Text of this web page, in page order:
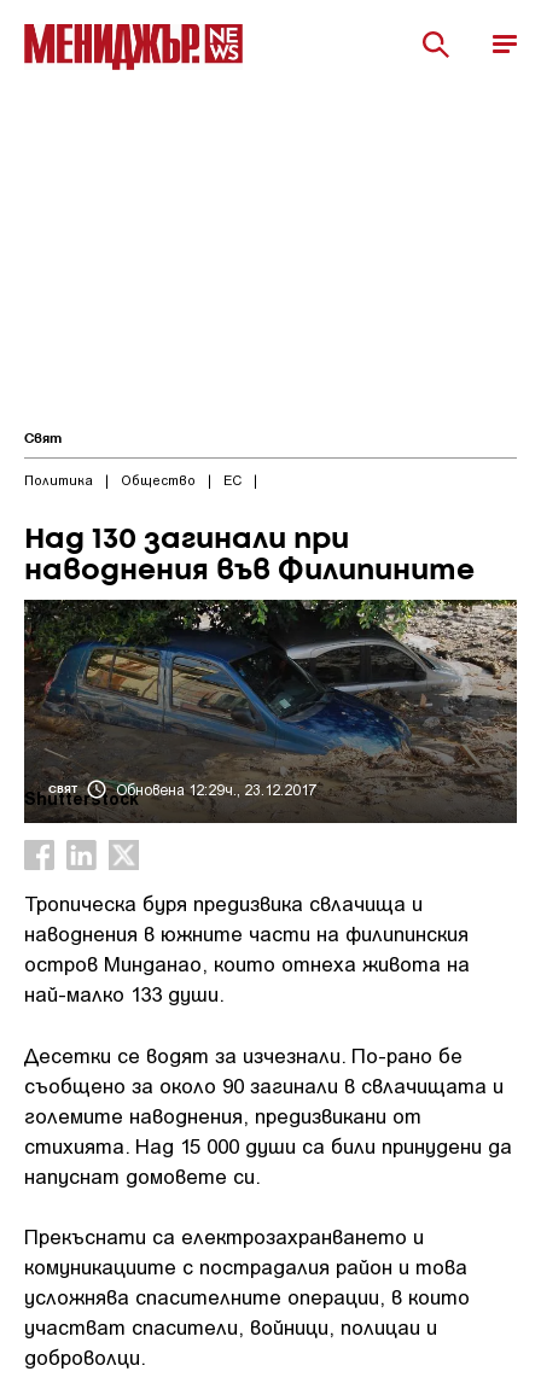
Свят
Политика | Общество | ЕС |
Над 130 загинали при
наводнения във Филипините
СВЯТ Обновена 12:29ч., 23.12.2017
Shutterstock
Тропическа буря предизвика свлачища и
наводнения в южните части на филипинския
остров Минданао, които отнеха живота на
най-малко 133 души.
Десетки се водят за изчезнали. По-рано бе
съобщено за около 90 загинали в свлачищата и
големите наводнения, предизвикани от
стихията. Над 15 000 души са били принудени да
напуснат домовете си.
Прекъснати са електрозахранването и
комуникациите с пострадалия район и това
усложнява спасителните операции, в които
участват спасители, войници, полицаи и
доброволци.